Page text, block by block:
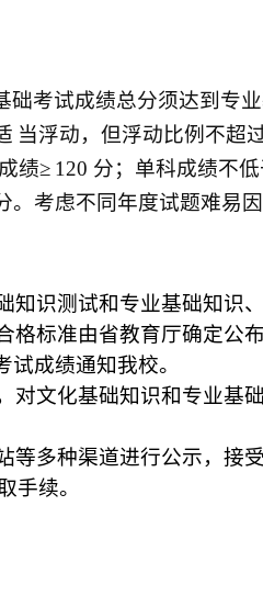
础考试成绩总分须达到专
当浮动，但浮动比例不超
绩≥ 120 分；单科成绩不
。考虑不同年度试题难易
知识测试和专业基础知识
格标准由省教育厅确定公
成绩通知我校。
对文化基础知识和专业基
等多种渠道进行公示，接
手续。